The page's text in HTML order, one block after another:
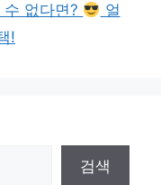
없다면?
얼
!
검색